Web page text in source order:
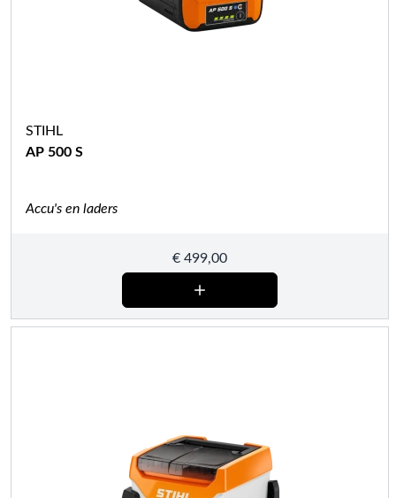
STIHL
AP 500 S
Accu's en laders
€ 499,00